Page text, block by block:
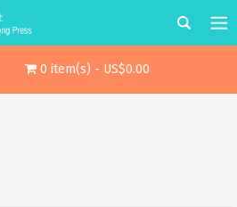
0 item(s) - US$0.00